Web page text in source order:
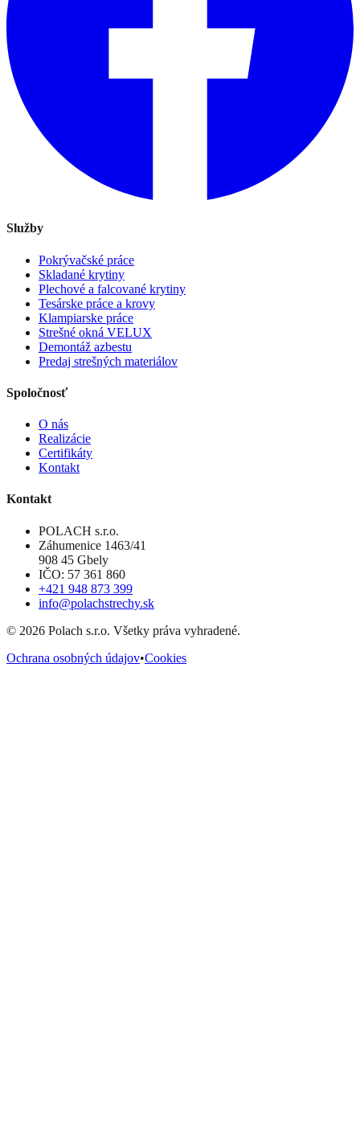
Služby
Pokrývačské práce
Skladané krytiny
Plechové a falcované krytiny
Tesárske práce a krovy
Klampiarske práce
Strešné okná VELUX
Demontáž azbestu
Predaj strešných materiálov
Spoločnosť
O nás
Realizácie
Certifikáty
Kontakt
Kontakt
POLACH s.r.o.
Záhumenice 1463/41
908 45 Gbely
IČO: 57 361 860
+421 948 873 399
info@polachstrechy.sk
© 2026 Polach s.r.o. Všetky práva vyhradené.
Ochrana osobných údajov•Cookies